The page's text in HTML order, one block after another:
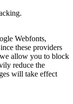
Webfonts,
these providers
allow you to block
reduce the
will take effect